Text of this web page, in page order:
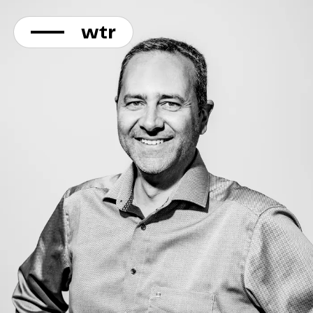
zum
Inhalt